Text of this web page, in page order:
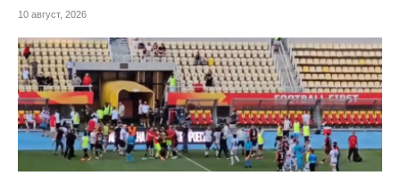
10 август, 2026